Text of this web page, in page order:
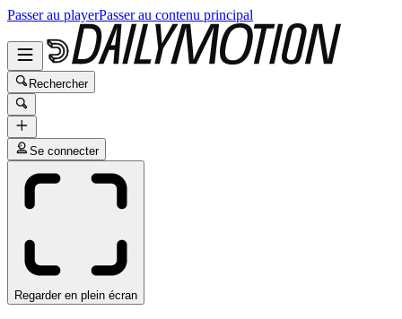
Passer au playerPasser au contenu principal
Rechercher
Se connecter
Regarder en plein écran